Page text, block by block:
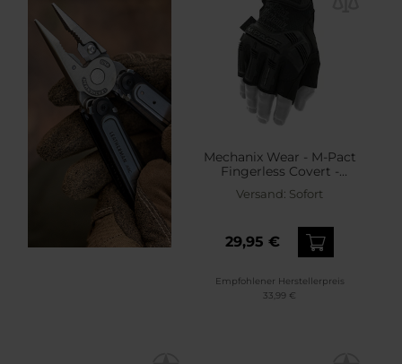
Mechanix Wear - M-Pact
Fingerless Covert -
Taktische Handschuhe -
Black
Versand: Sofort
29,95 €
Empfohlener Herstellerpreis
33,99 €